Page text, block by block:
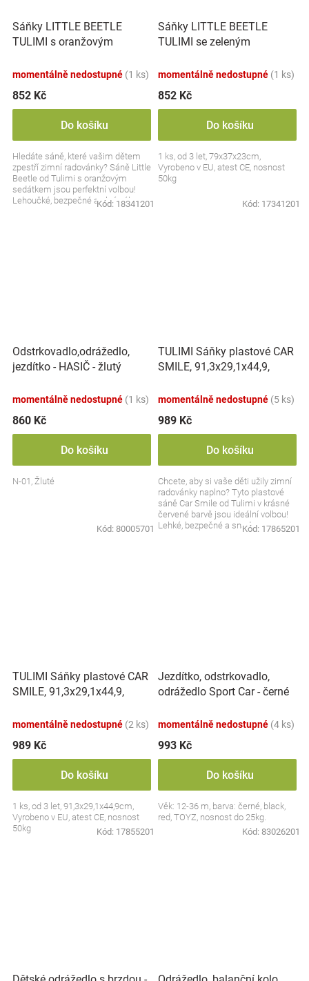
Sáňky LITTLE BEETLE
TULIMI s oranžovým
momentálně nedostupné (1 ks)
852 Kč
Do košíku
Hledáte sáně, které vašim dětem
zpestří zimní radovánky? Sáně Little
Beetle od Tulimi s oranžovým
sedátkem jsou perfektní volbou!
Lehoučké, bezpečné a plné zábavy
Kód: 18341201
Sáňky LITTLE BEETLE
TULIMI se zeleným
momentálně nedostupné (1 ks)
852 Kč
Do košíku
1 ks, od 3 let, 79x37x23cm,
Vyrobeno v EU, atest CE, nosnost
50kg
Kód: 17341201
Odstrkovadlo,odrážedlo,
jezdítko - HASIČ - žlutý
momentálně nedostupné (1 ks)
860 Kč
Do košíku
N-01, Žluté
Kód: 80005701
TULIMI Sáňky plastové CAR
SMILE, 91,3x29,1x44,9,
momentálně nedostupné (5 ks)
989 Kč
Do košíku
Chcete, aby si vaše děti užily zimní
radovánky naplno? Tyto plastové
sáně Car Smile od Tulimi v krásné
červené barvě jsou ideální volbou!
Lehké, bezpečné a snadno
Kód: 17865201
TULIMI Sáňky plastové CAR
SMILE, 91,3x29,1x44,9,
momentálně nedostupné (2 ks)
989 Kč
Do košíku
1 ks, od 3 let, 91,3x29,1x44,9cm,
Vyrobeno v EU, atest CE, nosnost
50kg
Kód: 17855201
Jezdítko, odstrkovadlo,
odrážedlo Sport Car - černé
momentálně nedostupné (4 ks)
993 Kč
Do košíku
Věk: 12-36 m, barva: černé, black,
red, TOYZ, nosnost do 25kg.
Kód: 83026201